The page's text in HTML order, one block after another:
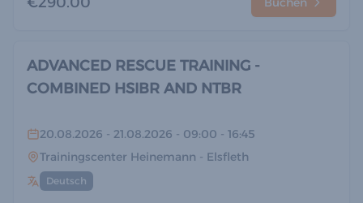
ADVANCED RESCUE TRAINING -
COMBINED HSIBR AND NTBR
20.08.2026 - 21.08.2026 - 09:00 - 16:45
Trainingscenter Heinemann - Elsfleth
Deutsch